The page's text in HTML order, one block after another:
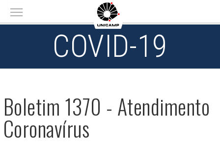
Main menu
COVID-19
Boletim 1370 - Atendimento
Coronavírus